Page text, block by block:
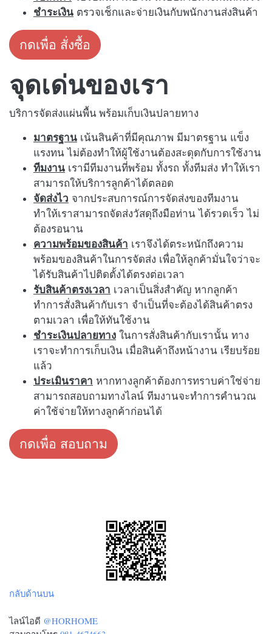
ชำระเงิน ตรวจเช็กและจ่ายเงินกับพนักงานส่งสินค้า
กดเพื่อ สั่งซื้อ
จุดเด่นของเรา
บริการจัดส่งแผ่นพื้น พร้อมเก็บเงินปลายทาง
มาตรฐาน เน้นสินค้าที่มีคุณภาพ มีมาตรฐาน แข็ง
แรงทน ไม่ต้องทำให้ผู้ใช้งานต้องสะดุดกับการใช้งาน
ทีมงาน เรามีทีมงานที่พร้อม ทั้งรถ ทั้งทีมส่ง ทำให้เรา
สามารถให้บริการลูกค้าได้ตลอด
จัดส่งไว จากประสบการณ์การจัดส่งของทีมงาน
ทำให้เราสามารถจัดส่งวัสดุถึงมือท่าน ได้รวดเร็ว ไม่
ต้องรอนาน
ความพร้อมของสินค้า เราจึงได้ตระหนักถึงความ
พร้อมของสินค้าในการจัดส่ง เพื่อให้ลูกค้ามั่นใจว่าจะ
ได้รับสินค้าไปติดตั้งได้ตรงต่อเวลา
รับสินค้าตรงเวลา เวลาเป็นสิ่งสำคัญ หากลูกค้า
ทำการสั่งสินค้ากับเรา จำเป็นที่จะต้องได้สินค้าตรง
ตามเวลา เพื่อให้ทันใช้งาน
ชำระเงินปลายทาง ในการสั่งสินค้ากับเรานั้น ทาง
เราจะทำการเก็บเงิน เมื่อสินค้าถึงหน้างาน เรียบร้อย
แล้ว
ประเมินราคา หากทางลูกค้าต้องการทราบค่าใช่จ่าย
สามารถสอบถามทางไลน์ ทีมงานจะทำการคำนวณ
ค่าใช้จ่ายให้ทางลูกค้าก่อนได้
กดเพื่อ สอบถาม
กลับด้านบน
ไลน์ไอดี @HORHOME